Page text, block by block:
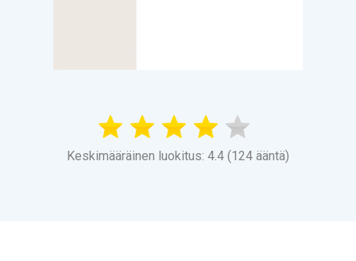
Keskimääräinen luokitus: 4.4 (124 ääntä)